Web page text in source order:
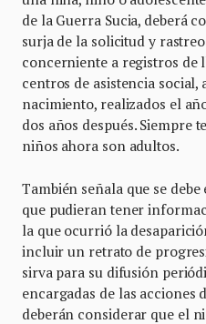
de la Guerra Sucia, deberá
surja de la solicitud y
concerniente a registros de
centros de asistencia social,
nacimiento, realizados el
dos años después. Siempre
niños ahora son adultos.
También señala que se
que pudieran tener
la que ocurrió la
incluir un retrato de
sirva para su difusión
encargadas de las acciones
deberán considerar que el